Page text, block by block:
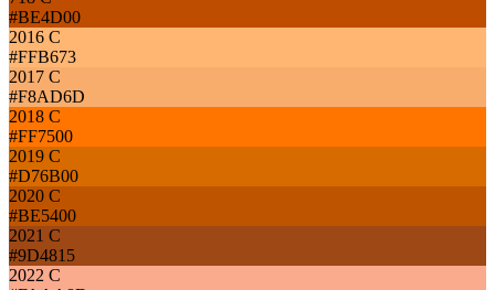
#BE4D00
2016 C
#FFB673
2017 C
#F8AD6D
2018 C
#FF7500
2019 C
#D76B00
2020 C
#BE5400
2021 C
#9D4815
2022 C